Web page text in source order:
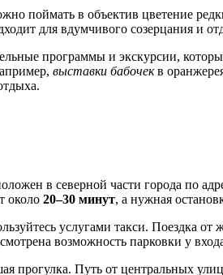
поймать в объектив цветение
для вдумчивого созерцания и
программы и экскурсии,
выставки бабочекв
в северной части города по
около 20–30 минут, а нужная
услугами такси. Поездка от
возможность парковки у
прогулка. Путь от центральных